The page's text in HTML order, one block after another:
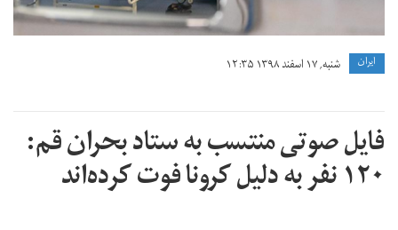
ايران شنبه, ۱۷ اسفند ۱۳۹۸ ۱۲:۳۵
فایل صوتی منتسب به ستاد بحران قم:
۱۲۰ نفر به دلیل کرونا فوت کرده‌اند